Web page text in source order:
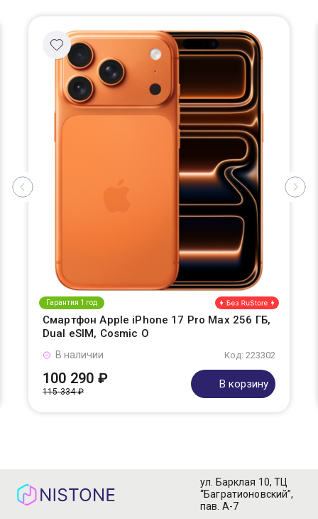
Гарантия 1 год
Смартфон Apple iPhone 17 Pro Max 256 ГБ,
Dual eSIM, Cosmic O
Код: 223302
В наличии
100 290 ₽
115 334 ₽
В корзину
ул. Барклая 10, ТЦ
“Багратионовский”,
пав. А-7